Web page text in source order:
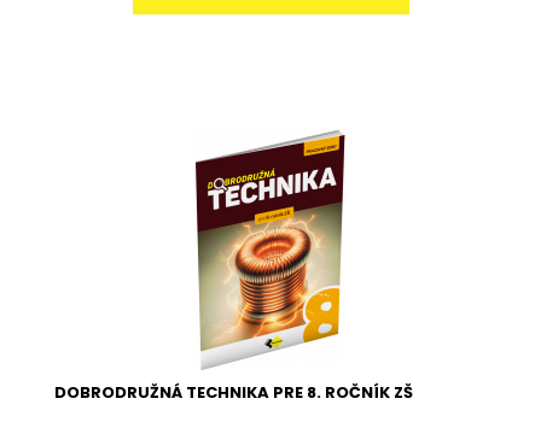
DOBRODRUŽNÁ TECHNIKA PRE 8. ROČNÍK ZŠ